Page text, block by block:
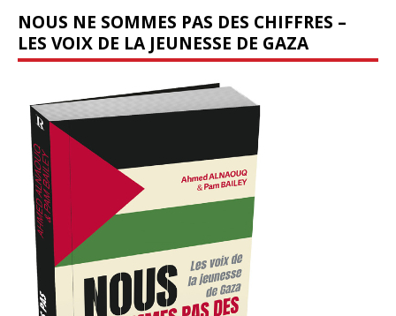
NOUS NE SOMMES PAS DES CHIFFRES –
LES VOIX DE LA JEUNESSE DE GAZA